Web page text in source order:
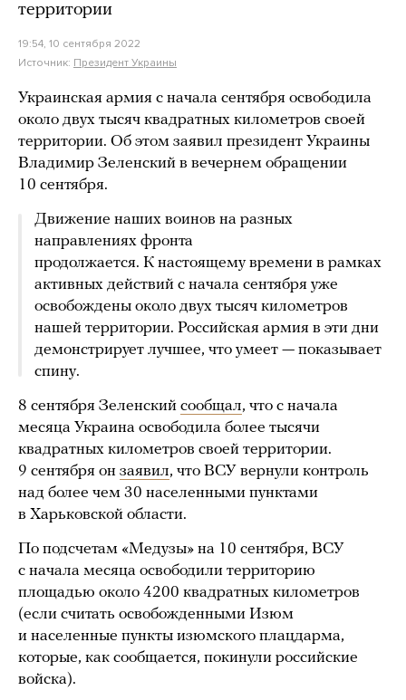
территории
19:54, 10 сентября 2022
Источник: Президент Украины
Украинская армия с начала сентября освободила
около двух тысяч квадратных километров своей
территории. Об этом заявил президент Украины
Владимир Зеленский в вечернем обращении
10 сентября.
Движение наших воинов на разных
направлениях фронта
продолжается. К настоящему времени в рамках
активных действий с начала сентября уже
освобождены около двух тысяч километров
нашей территории. Российская армия в эти дни
демонстрирует лучшее, что умеет — показывает
спину.
8 сентября Зеленский сообщал, что с начала
месяца Украина освободила более тысячи
квадратных километров своей территории.
9 сентября он заявил, что ВСУ вернули контроль
над более чем 30 населенными пунктами
в Харьковской области.
По подсчетам «Медузы» на 10 сентября, ВСУ
с начала месяца освободили территорию
площадью около 4200 квадратных километров
(если считать освобожденными Изюм
и населенные пункты изюмского плацдарма,
которые, как сообщается, покинули российские
войска).